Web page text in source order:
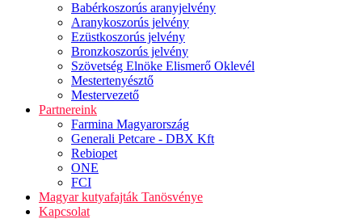
Babérkoszorús aranyjelvény
Aranykoszorús jelvény
Ezüstkoszorús jelvény
Bronzkoszorús jelvény
Szövetség Elnöke Elismerő Oklevél
Mestertenyésztő
Mestervezető
Partnereink
Farmina Magyarország
Generali Petcare - DBX Kft
Rebiopet
ONE
FCI
Magyar kutyafajták Tanösvénye
Kapcsolat